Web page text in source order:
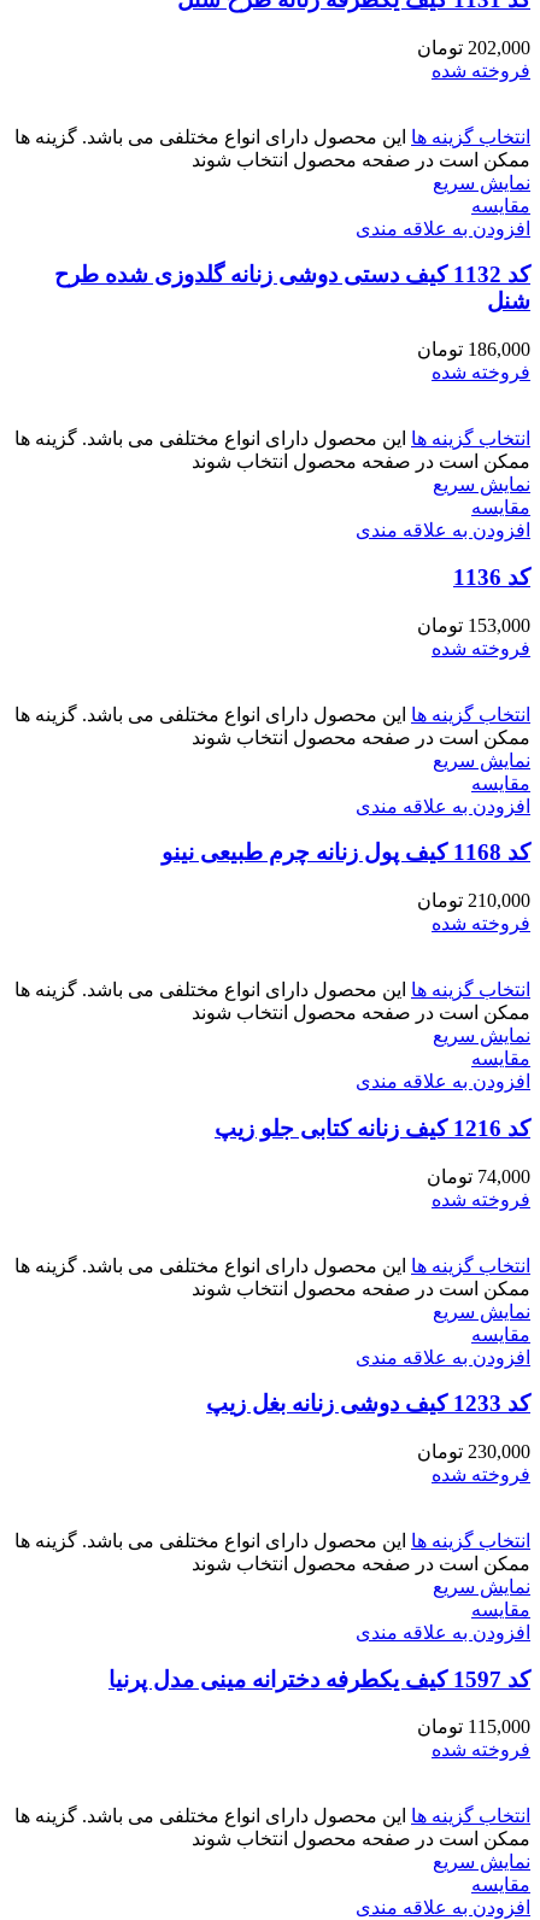
202,000 تومان
فروخته شده
انتخاب گزینه ها این محصول دارای انواع مختلفی می باشد. گزینه ها
ممکن است در صفحه محصول انتخاب شوند
نمایش سریع
مقايسه
افزودن به علاقه مندی
کد 1132 کیف دستی دوشی زنانه گلدوزی شده طرح
شنل
186,000 تومان
فروخته شده
انتخاب گزینه ها این محصول دارای انواع مختلفی می باشد. گزینه ها
ممکن است در صفحه محصول انتخاب شوند
نمایش سریع
مقايسه
افزودن به علاقه مندی
کد 1136
153,000 تومان
فروخته شده
انتخاب گزینه ها این محصول دارای انواع مختلفی می باشد. گزینه ها
ممکن است در صفحه محصول انتخاب شوند
نمایش سریع
مقايسه
افزودن به علاقه مندی
کد 1168 کیف پول زنانه چرم طبیعی نینو
210,000 تومان
فروخته شده
انتخاب گزینه ها این محصول دارای انواع مختلفی می باشد. گزینه ها
ممکن است در صفحه محصول انتخاب شوند
نمایش سریع
مقايسه
افزودن به علاقه مندی
کد 1216 کیف زنانه کتابی جلو زیپ
74,000 تومان
فروخته شده
انتخاب گزینه ها این محصول دارای انواع مختلفی می باشد. گزینه ها
ممکن است در صفحه محصول انتخاب شوند
نمایش سریع
مقايسه
افزودن به علاقه مندی
کد 1233 کیف دوشی زنانه بغل زیپ
230,000 تومان
فروخته شده
انتخاب گزینه ها این محصول دارای انواع مختلفی می باشد. گزینه ها
ممکن است در صفحه محصول انتخاب شوند
نمایش سریع
مقايسه
افزودن به علاقه مندی
کد 1597 کیف یکطرفه دخترانه مینی مدل پرنیا
115,000 تومان
فروخته شده
انتخاب گزینه ها این محصول دارای انواع مختلفی می باشد. گزینه ها
ممکن است در صفحه محصول انتخاب شوند
نمایش سریع
مقايسه
افزودن به علاقه مندی